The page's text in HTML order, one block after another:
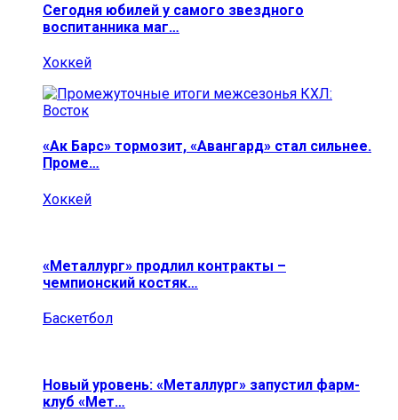
Сегодня юбилей у самого звездного
воспитанника маг…
Хоккей
«Ак Барс» тормозит, «Авангард» стал сильнее.
Проме…
Хоккей
«Металлург» продлил контракты –
чемпионский костяк…
Баскетбол
Новый уровень: «Металлург» запустил фарм-
клуб «Мет…